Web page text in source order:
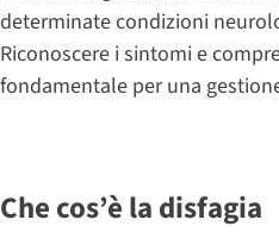
determinate condizioni
Riconoscere i sintomi e
fondamentale per una
Che cos’è la disfagia